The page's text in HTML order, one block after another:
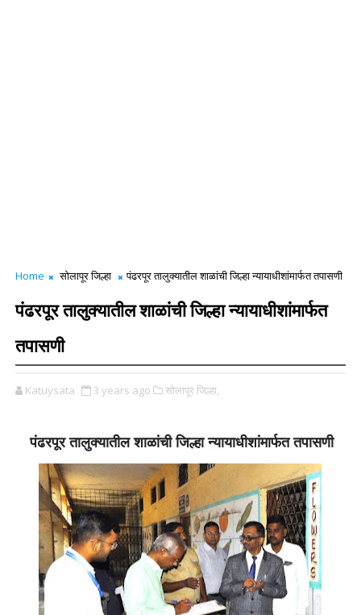
Home सोलापूर जिल्हा पंढरपूर तालुक्यातील शाळांची जिल्हा न्यायाधीशांमार्फत तपासणी
पंढरपूर तालुक्यातील शाळांची जिल्हा न्यायाधीशांमार्फत
तपासणी
Katuysata 3 years ago सोलापूर जिल्हा,
पंढरपूर तालुक्यातील शाळांची जिल्हा न्यायाधीशांमार्फत तपासणी